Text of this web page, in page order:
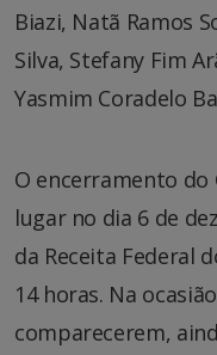
Biazi, Natã Ramos
Silva, Stefany Fim
Yasmim Coradelo
O encerramento do
lugar no dia 6 de
da Receita Federal
14 horas. Na
comparecerem,